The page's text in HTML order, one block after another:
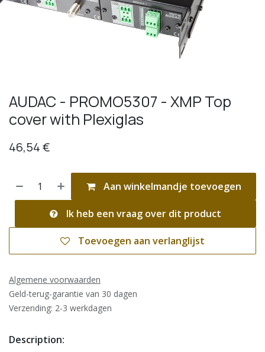
AUDAC - PROMO5307 - XMP Top
cover with Plexiglas
46,54€
Aan winkelmandje toevoegen
Ik heb een vraag over dit product
Toevoegen aan verlanglijst
Algemene voorwaarden
Geld-terug-garantie van 30 dagen
Verzending: 2-3 werkdagen
Description: